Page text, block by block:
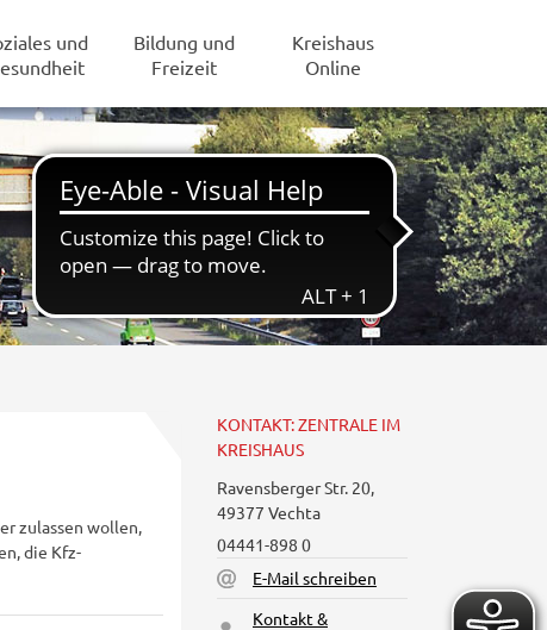
und
Bildung und
Freizeit
Kreishaus
Online
zulassen wollen,
die Kfz-
KONTAKT: ZENTRALE IM
KREISHAUS
Ravensberger Str. 20,
49377 Vechta
04441-898 0
E-Mail schreiben
Kontakt &